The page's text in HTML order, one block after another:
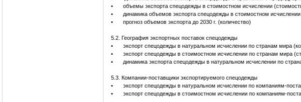
•
объемы экспорта спецодежды в стоимостном исчислении
•
динамика объемов экспорта спецодежды в стоимостном
•
прогноз объемов экспорта до 2030 г. (количество)
5.2. География экспортных поставок спецодежды
•
экспорт спецодежды в натуральном исчислении по странам мира
•
экспорт спецодежды в стоимостном исчислении по странам мира
•
динамика экспорта спецодежды в натуральном исчислении по
5.3. Компании-поставщики экспортируемого спецодежды
•
экспорт спецодежды в натуральном исчислении по компаниям-
•
экспорт спецодежды в стоимостном исчислении по компаниям-